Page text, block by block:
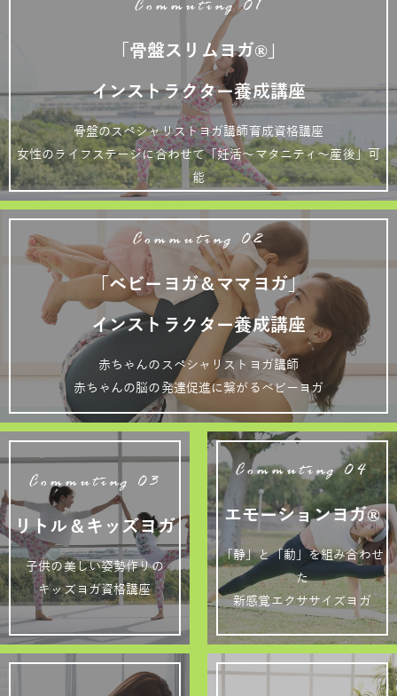
Commuting 01
「骨盤スリムヨガ®」
インストラクター養成講座
骨盤のスペシャリストヨガ講師育成資格講座
女性のライフステージに合わせて「妊活～マタニティ～産後」可
能
Commuting 02
「ベビーヨガ＆ママヨガ」
インストラクター養成講座
赤ちゃんのスペシャリストヨガ講師
赤ちゃんの脳の発達促進に繋がるベビーヨガ
Commuting 03
リトル＆キッズヨガ
子供の美しい姿勢作りの
キッズヨガ資格講座
Commuting 04
エモーションヨガ®
「静」と「動」を組み合わせ
た
新感覚エクササイズヨガ